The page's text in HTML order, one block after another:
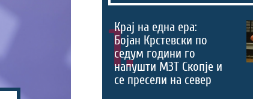
1.
Крај на една ера:
Бојан Крстевски по
седум години го
напушти МЗТ Скопје и
се пресели на север